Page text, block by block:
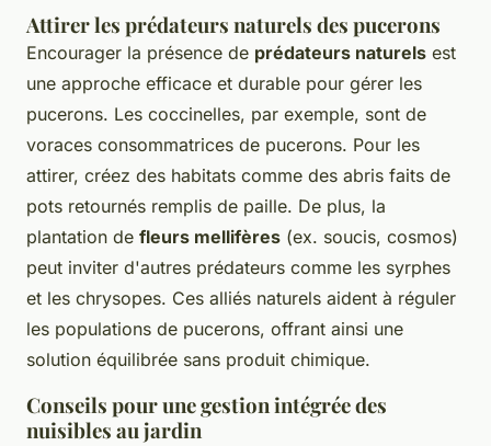
Attirer les prédateurs naturels des pucerons
Encourager la présence de prédateurs naturels est
une approche efficace et durable pour gérer les
pucerons. Les coccinelles, par exemple, sont de
voraces consommatrices de pucerons. Pour les
attirer, créez des habitats comme des abris faits de
pots retournés remplis de paille. De plus, la
plantation de fleurs mellifères (ex. soucis, cosmos)
peut inviter d'autres prédateurs comme les syrphes
et les chrysopes. Ces alliés naturels aident à réguler
les populations de pucerons, offrant ainsi une
solution équilibrée sans produit chimique.
Conseils pour une gestion intégrée des
nuisibles au jardin